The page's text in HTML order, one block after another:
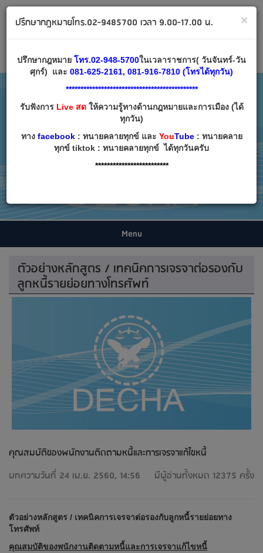
Email:decha007@decha.com
เข้าสู่ระบบ สมัครสมาชิก
Menu
ตัวอย่างหลักสูตร / เทคนิคการเจรจาต่อรองกับ
ลูกหนี้รายย่อยทางโทรศัพท์
คุณสมบัติของพนักงานติดตามหนี้และการเจรจาแก้ไขหนี้
บทความวันที่ 24 เม.ย. 2560, 14:56
มีผู้อ่านทั้งหมด 12375 ครั้ง
ตัวอย่างหลักสูตร / เทคนิคการเจรจาต่อรองกับลูกหนี้รายย่อยทาง
โทรศัพท์
คุณสมบัติของพนักงานติดตามหนี้และการเจรจาแก้ไขหนี้
×
ปรึกษากฎหมายโทร.02-9485700 เวลา 9.00-17.00 น.
ปรึกษากฎหมาย โทร.02-948-5700ในเวลาราชการ( วันจันทร์-วัน
ศุกร์) และ 081-625-2161, 081-916-7810 (โทรได้ทุกวัน)
*********************************************
รับฟังการLive สดให้ความรู้ทางด้านกฎหมายและการเมือง (ได้
ทุกวัน)
ทาง facebook: ทนายคลายทุกข์ และ YouTube: ทนายคลาย
ทุกข์ tiktok : ทนายคลายทุกข์ ได้ทุกวันครับ
*************************